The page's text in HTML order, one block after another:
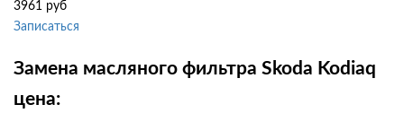
3961 руб
Записаться
Замена масляного фильтра Skoda Kodiaq
цена: